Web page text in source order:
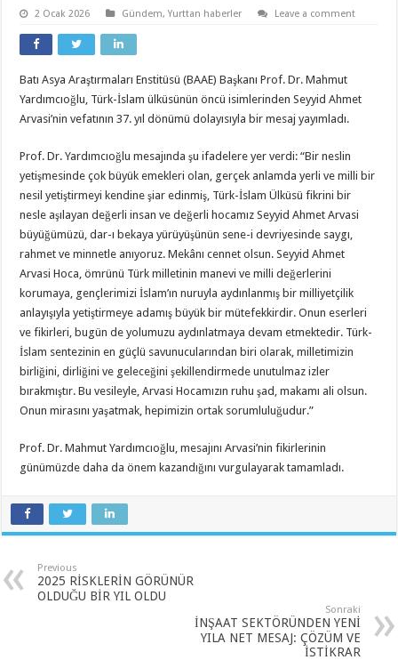
2 Ocak 2026 Gündem,Yurttan haberler Leave a comment
Batı Asya Araştırmaları Enstitüsü (BAAE) Başkanı Prof. Dr. Mahmut
Yardımcıoğlu, Türk-İslam ülküsünün öncü isimlerinden Seyyid Ahmet
Arvasi’nin vefatının 37. yıl dönümü dolayısıyla bir mesaj yayımladı.
Prof. Dr. Yardımcıoğlu mesajında şu ifadelere yer verdi: “Bir neslin
yetişmesinde çok büyük emekleri olan, gerçek anlamda yerli ve milli bir
nesil yetiştirmeyi kendine şiar edinmiş, Türk-İslam Ülküsü fikrini bir
nesle aşılayan değerli insan ve değerli hocamız Seyyid Ahmet Arvasi
büyüğümüzü, dar-ı bekaya yürüyüşünün sene-i devriyesinde saygı,
rahmet ve minnetle anıyoruz. Mekânı cennet olsun. Seyyid Ahmet
Arvasi Hoca, ömrünü Türk milletinin manevi ve milli değerlerini
korumaya, gençlerimizi İslam’ın nuruyla aydınlanmış bir milliyetçilik
anlayışıyla yetiştirmeye adamış büyük bir mütefekkirdir. Onun eserleri
ve fikirleri, bugün de yolumuzu aydınlatmaya devam etmektedir. Türk-
İslam sentezinin en güçlü savunucularından biri olarak, milletimizin
birliğini, dirliğini ve geleceğini şekillendirmede unutulmaz izler
bırakmıştır. Bu vesileyle, Arvasi Hocamızın ruhu şad, makamı ali olsun.
Onun mirasını yaşatmak, hepimizin ortak sorumluluğudur.”
Prof. Dr. Mahmut Yardımcıoğlu, mesajını Arvasi’nin fikirlerinin
günümüzde daha da önem kazandığını vurgulayarak tamamladı.
Previous
2025 RİSKLERİN GÖRÜNÜR
OLDUĞU BİR YIL OLDU
Sonraki
İNŞAAT SEKTÖRÜNDEN YENİ
YILA NET MESAJ: ÇÖZÜM VE
İSTİKRAR